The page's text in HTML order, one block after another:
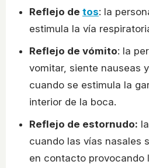
Reflejo de tos: la
estimula la vía
Reflejo de vómito: la
vomitar, siente nauseas
cuando se estimula la
interior de la boca.
Reflejo de estornudo:
cuando las vías nasales
en contacto provocando